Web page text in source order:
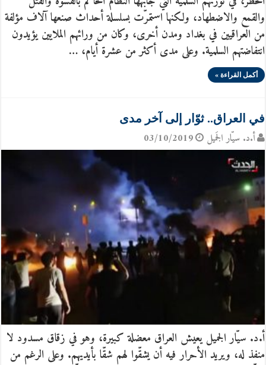
والقمع والاضطهاد، ولكنها استمرّت بسلسلة أحداث صنعها آلاف مؤلفة
من العراقيين في بغداد ومدن أخرى، وكان من ورائهم الملايين يؤيدون
انتفاضتهم السلمية. وعلى مدى أكثر من عشرة أيام، …
أكمل القراءة »
في العراق.. ثوّار إلى آخر مدى
أ.د. سيّار الجَميل 03/10/2019
أ.د. سيّار الجميل يعيش العراق معضلة كبيرة، وهو في زقاق مسدود لا
منفذ له، ويريد الأحرار فيه أن يشقّوا لهم شقّا بأيديهم. وعلى الرغم من